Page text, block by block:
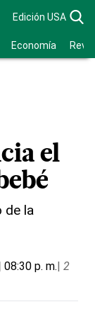
Edición USA
Economía
el
de la
p. m.| 2